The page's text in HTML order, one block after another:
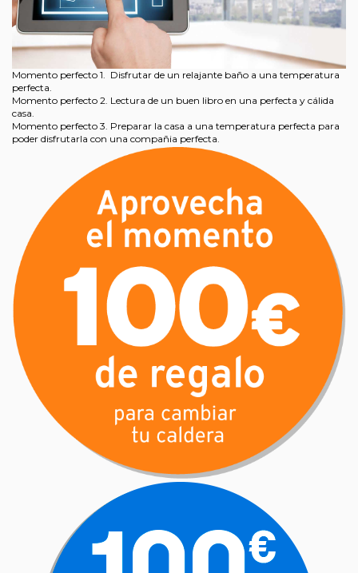
Momento perfecto 1. Disfrutar de un relajante baño a una temperatura
perfecta.
Momento perfecto 2. Lectura de un buen libro en una perfecta y cálida
casa.
Momento perfecto 3. Preparar la casa a una temperatura perfecta para
poder disfrutarla con una compañia perfecta.